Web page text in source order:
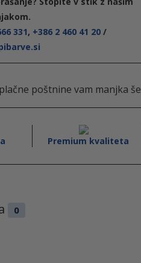
331, +386 2 460 41 20 /
poštnine vam manjka še
Premium kvaliteta
0